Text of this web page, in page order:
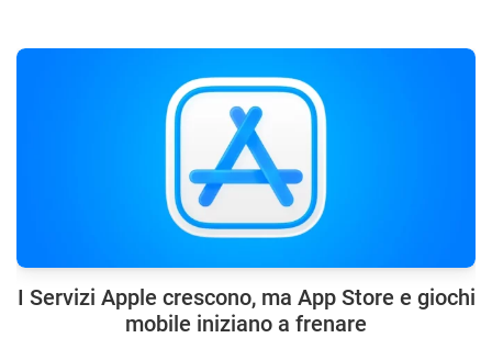
I Servizi Apple crescono, ma App Store e giochi
mobile iniziano a frenare